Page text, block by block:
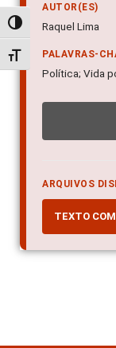
Alternar alto
Alternar tamanho da
AUTOR(ES)
Raquel Lima
PALAVRAS-
Política; Vida
ARQUIVOS
TEXTO